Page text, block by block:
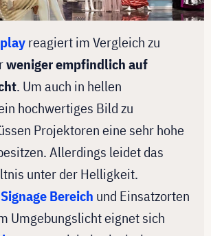
reagiert im Vergleich zu
weniger empfindlich auf
. Um auch in hellen
hochwertiges Bild zu
Projektoren eine sehr hohe
Allerdings leidet das
unter der Helligkeit.
Signage Bereich und Einsatzorten
Umgebungslicht eignet sich